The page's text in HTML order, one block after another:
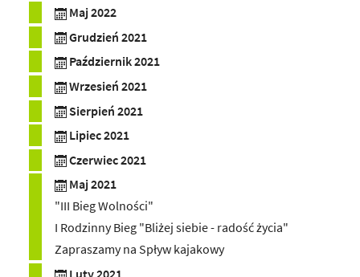
Maj 2022
Grudzień 2021
Październik 2021
Wrzesień 2021
Sierpień 2021
Lipiec 2021
Czerwiec 2021
Maj 2021
"III Bieg Wolności"
I Rodzinny Bieg "Bliżej siebie - radość życia"
Zapraszamy na Spływ kajakowy